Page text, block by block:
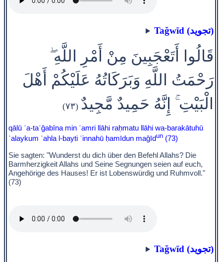
Taǧwīd (تجويد)
قَالُوا أَتَعْجَبِينَ مِنْ أَمْرِ اللَّهِ ۖ
رَحْمَتُ اللَّهِ وَبَرَكَاتُهُ عَلَيْكُمْ أَهْلَ
الْبَيْتِ ۚ إِنَّهُ حَمِيدٌ مَّجِيدٌ (٧٣)
qālū ʾa-taʿǧabīna min ʾamri llāhi raḥmatu llāhi wa-barakātuhū
ʿalaykum ʾahla l-bayti ʾinnahū ḥamīdun maǧīdun (73)
Sie sagten: "Wunderst du dich über den Befehl Allahs? Die
Barmherzigkeit Allahs und Seine Segnungen seien auf euch,
Angehörige des Hauses! Er ist Lobenswürdig und Ruhmvoll."
(73)
Taǧwīd (تجويد)